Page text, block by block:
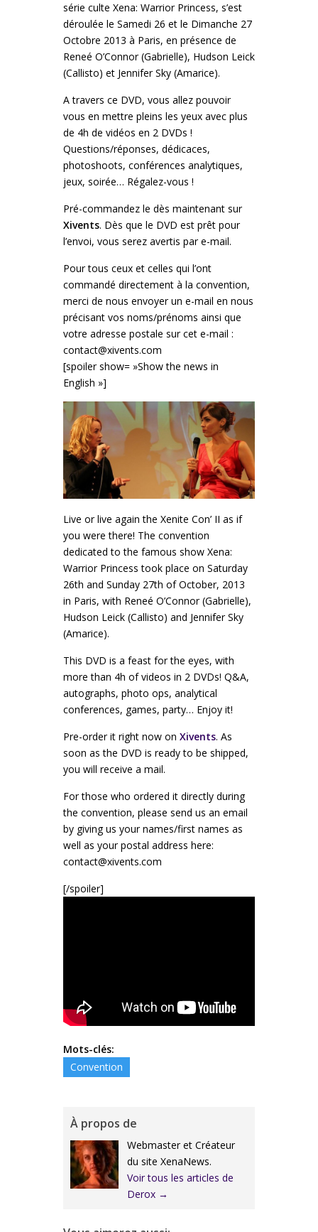
série culte Xena: Warrior Princess, s’est
déroulée le Samedi 26 et le Dimanche 27
Octobre 2013 à Paris, en présence de
Reneé O’Connor (Gabrielle), Hudson Leick
(Callisto) et Jennifer Sky (Amarice).
A travers ce DVD, vous allez pouvoir
vous en mettre pleins les yeux avec plus
de 4h de vidéos en 2 DVDs !
Questions/réponses, dédicaces,
photoshoots, conférences analytiques,
jeux, soirée… Régalez-vous !
Pré-commandez le dès maintenant sur
Xivents. Dès que le DVD est prêt pour
l’envoi, vous serez avertis par e-mail.
Pour tous ceux et celles qui l’ont
commandé directement à la convention,
merci de nous envoyer un e-mail en nous
précisant vos noms/prénoms ainsi que
votre adresse postale sur cet e-mail :
contact@xivents.com
[spoiler show= »Show the news in
English »]
Live or live again the Xenite Con’ II as if
you were there! The convention
dedicated to the famous show Xena:
Warrior Princess took place on Saturday
26th and Sunday 27th of October, 2013
in Paris, with Reneé O’Connor (Gabrielle),
Hudson Leick (Callisto) and Jennifer Sky
(Amarice).
This DVD is a feast for the eyes, with
more than 4h of videos in 2 DVDs! Q&A,
autographs, photo ops, analytical
conferences, games, party… Enjoy it!
Pre-order it right now on Xivents. As
soon as the DVD is ready to be shipped,
you will receive a mail.
For those who ordered it directly during
the convention, please send us an email
by giving us your names/first names as
well as your postal address here:
contact@xivents.com
[/spoiler]
Mots-clés:
Convention
À propos de
Webmaster et Créateur
du site XenaNews.
Voir tous les articles de
Derox →